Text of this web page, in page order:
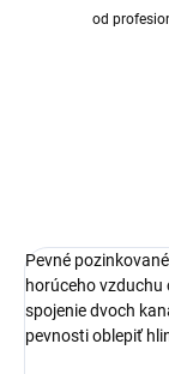
od
Pevné
horúceho vzduchu
spojenie dvoch
pevnosti oblepiť